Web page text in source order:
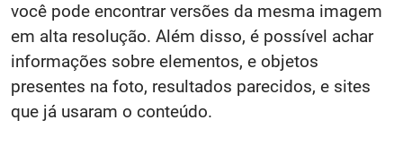
você pode encontrar versões da mesma imagem
em alta resolução. Além disso, é possível achar
informações sobre elementos, e objetos
presentes na foto, resultados parecidos, e sites
que já usaram o conteúdo.